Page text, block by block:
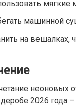
мягкие
машинной
на вешалках,
неоновых
2026 года